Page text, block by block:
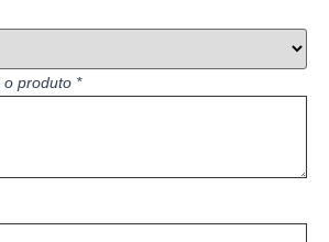
o produto *